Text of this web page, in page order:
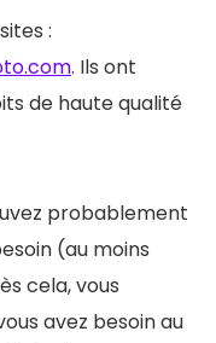
:
. Ils ont
de haute qualité
probablement
(au moins
cela, vous
avez besoin au